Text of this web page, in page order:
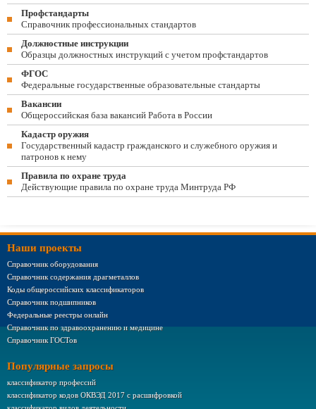
Профстандарты
Справочник профессиональных стандартов
Должностные инструкции
Образцы должностных инструкций с учетом профстандартов
ФГОС
Федеральные государственные образовательные стандарты
Вакансии
Общероссийская база вакансий Работа в России
Кадастр оружия
Государственный кадастр гражданского и служебного оружия и
патронов к нему
Правила по охране труда
Действующие правила по охране труда Минтруда РФ
Наши проекты
Справочник оборудования
Справочник содержания драгметаллов
Коды общероссийских классификаторов
Справочник подшипников
Федеральные реестры онлайн
Справочник по здравоохранению и медицине
Справочник ГОСТов
Популярные запросы
классификатор профессий
классификатор кодов ОКВЭД 2017 с расшифровкой